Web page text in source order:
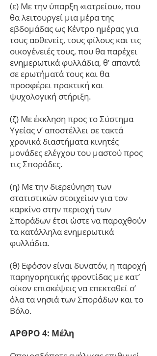
(ε) Με την ύπαρξη «ιατρείου», που
θα λειτουργεί μια μέρα της
εβδομάδας ως Κέντρο ημέρας για
τους ασθενείς, τους φίλους και τις
οικογένειές τους, που θα παρέχει
ενημερωτικά φυλλάδια, θ’ απαντά
σε ερωτήματά τους και θα
προσφέρει πρακτική και
ψυχολογική στήριξη.
(ζ) Με έκκληση προς το Σύστημα
Υγείας ν’ αποστέλλει σε τακτά
χρονικά διαστήματα κινητές
μονάδες ελέγχου του μαστού προς
τις Σποράδες.
(η) Με την διερεύνηση των
στατιστικών στοιχείων για τον
καρκίνο στην περιοχή των
Σποράδων έτσι ώστε να παραχθούν
τα κατάλληλα ενημερωτικά
φυλλάδια.
(θ) Εφόσον είναι δυνατόν, η παροχή
παρηγορητικής φροντίδας με κατ’
οίκον επισκέψεις να επεκταθεί σ’
όλα τα νησιά των Σποράδων και το
Βόλο.
ΑΡΘΡΟ 4: Μέλη